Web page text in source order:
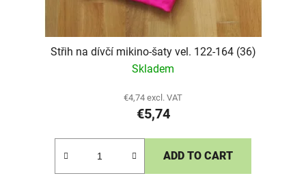
Střih na dívčí mikino-šaty vel. 122-164 (36)
Skladem
€4,74 excl. VAT
€5,74
ADD TO CART